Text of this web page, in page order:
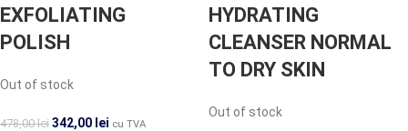
EXFOLIATING
POLISH
Out of stock
478,00lei 342,00 lei cu TVA
HYDRATING
CLEANSER NORMAL
TO DRY SKIN
Out of stock